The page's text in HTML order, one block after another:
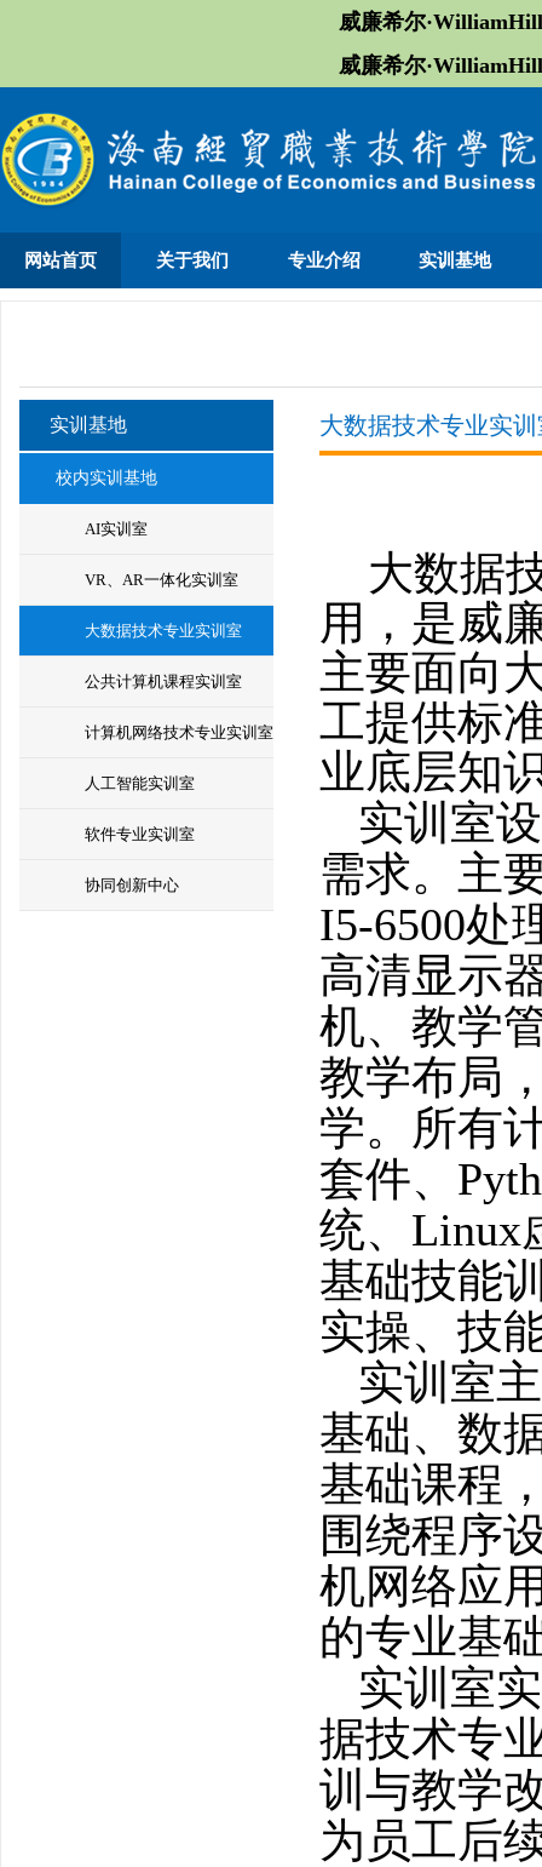
威廉希尔
威廉希尔
网站首页 关于我们 专业介绍 实训基地
实训基地
校内实训基地
AI实训室
VR、AR一体化实训室
大数据技术专业实训室
公共计算机课程实训室
计算机网络技术专业实训室
人工智能实训室
软件专业实训室
协同创新中心
大数据技术专业实训
大数据
用，是威
主要面向
工提供标
业底层知
实训室
需求。主
I5-6500处
高清显示
机、教学
教学布局
学。所有
套件、
统、Linux
基础技能
实操、技
实训室
基础、数
基础课程
围绕程序
机网络应
的专业基
实训室
据技术专
训与教学
为员工后